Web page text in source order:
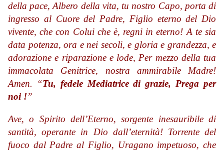
della pace, Albero della vita, tu nostro Capo, porta di
ingresso al Cuore del Padre, Figlio eterno del Dio
vivente, che con Colui che è, regni in eterno! A te sia
data potenza, ora e nei secoli, e gloria e grandezza, e
adorazione e riparazione e lode, Per mezzo della tua
immacolata Genitrice, nostra ammirabile Madre!
Amen. “Tu, fedele Mediatrice di grazie, Prega per
noi !”
Ave, o Spirito dell’Eterno, sorgente inesauribile di
santità, operante in Dio dall’eternità! Torrente del
fuoco dal Padre al Figlio, Uragano impetuoso, che